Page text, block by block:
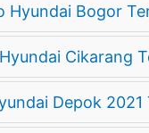
Hyundai Bogor
Cikarang
Depok 2021